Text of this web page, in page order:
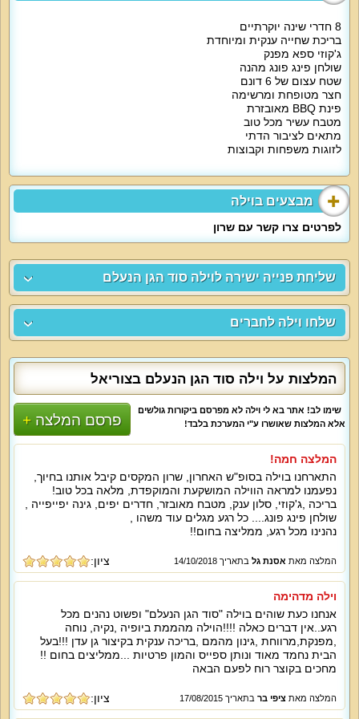
8 חדרי שינה יוקרתיים
בריכת שחייה ענקית ומיוחדת
ג'קוזי ספא מפנק
שולחן פינג פונג מהנה
שטח עצום של 6 דונם
חצר מטופחת ומרשימה
פינת BBQ מאובזרת
מטבח עשיר מכל טוב
מתאים לציבור הדתי
לזוגות משפחות וקבוצות
מבצעים בוילה
לפרטים צרו קשר עם שרון
מיוחד לילדים:
בתיאום מראש ניתן לקבל לולים, וילה סוד הגן הנעלם מתאימה לאירוח עם ילדים.
למי זה מתאים?
קהל היעד הקבוע של וילה סוד הגן הנעלם מורכב ממשפחות,
וגם וועדי עובדים. הוילה תארח אתכם בחופשה מהנה, ימי גיבוש וכיף, סדנאות,
כנסים ועוד. נציין כי וילה סוד הגן הנעלם מתאימה לאירוח דתי מסורתי, נגישה לנכים
ואינה מתאימה לאירוח עם בעלי חיים.
שליחת פנייה ישירה לוילה סוד הגן הנעלם
שלחו וילה לחברים
המלצות על וילה סוד הגן הנעלם בצוריאל
פרסם המלצה
שימו לב! אתר בא לי וילה לא מפרסם ביקורות גולשים
אלא המלצות שאושרו ע"י המערכת בלבד!
המלצה חמה!
התארחנו בוילה בסופ"ש האחרון, שרון המקסים קיבל אותנו בחיוך,
נפעמנו למראה הווילה המושקעת והמוקפדת, מלאה בכל טוב!
בריכה ,ג'קוזי, סלון ענק, מטבח מאובזר, חדרים יפים, גינה יפייפייה ,
שולחן פינג פונג.... כל רגע מגלים עוד משהו ,
נהנינו מכל רגע, ממליצה בחום!!
המלצה מאת אסנת גל בתאריך 14/10/2018 ציון:
וילה מדהימה
אנחנו כעת שוהים בוילה "סוד הגן הנעלם" ופשוט נהנים מכל
רגע..אין דברים כאלה !!!!הוילה מהממת ביופיה ,נקיה, נוחה
,מפנקת,מרווחת ,גינון מהמם ,בריכה ענקית בקיצור גן עדן !!!בעל
הבית נחמד מאוד ונותן ספייס והמון פרטיות ...ממליצים בחום !!
מחכים בקוצר רוח לפעם הבאה
המלצה מאת ציפי בר בתאריך 17/08/2015 ציון: